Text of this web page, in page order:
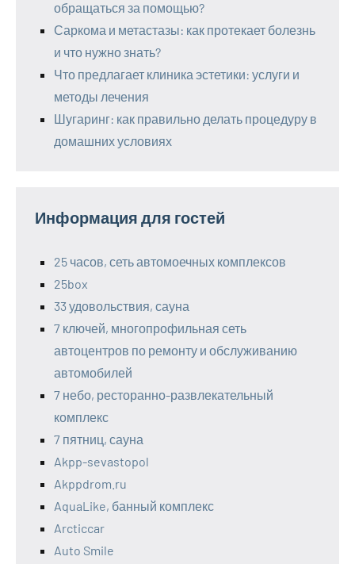
обращаться за помощью?
Саркома и метастазы: как протекает болезнь
и что нужно знать?
Что предлагает клиника эстетики: услуги и
методы лечения
Шугаринг: как правильно делать процедуру в
домашних условиях
Информация для гостей
25 часов, сеть автомоечных комплексов
25box
33 удовольствия, сауна
7 ключей, многопрофильная сеть
автоцентров по ремонту и обслуживанию
автомобилей
7 небо, ресторанно-развлекательный
комплекс
7 пятниц, сауна
Akpp-sevastopol
Akppdrom.ru
AquaLike, банный комплекс
Arcticcar
Auto Smile